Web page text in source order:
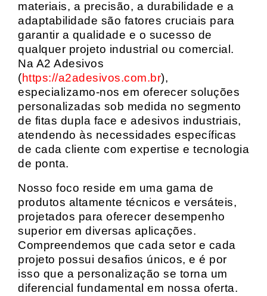
materiais, a precisão, a durabilidade e a
adaptabilidade são fatores cruciais para
garantir a qualidade e o sucesso de
qualquer projeto industrial ou comercial.
Na A2 Adesivos
(https://a2adesivos.com.br),
especializamo-nos em oferecer soluções
personalizadas sob medida no segmento
de fitas dupla face e adesivos industriais,
atendendo às necessidades específicas
de cada cliente com expertise e tecnologia
de ponta.
Nosso foco reside em uma gama de
produtos altamente técnicos e versáteis,
projetados para oferecer desempenho
superior em diversas aplicações.
Compreendemos que cada setor e cada
projeto possui desafios únicos, e é por
isso que a personalização se torna um
diferencial fundamental em nossa oferta.